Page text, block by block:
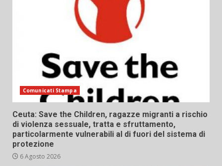
Comunicati Stampa
Ceuta: Save the Children, ragazze migranti a rischio
di violenza sessuale, tratta e sfruttamento,
particolarmente vulnerabili al di fuori del sistema di
protezione
6 Agosto 2026